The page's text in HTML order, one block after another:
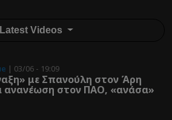
Latest Videos
| 03/06 - 19:09
με Σπανούλη στον Άρη
ανανέωση στον ΠΑΟ, «ανάσα»